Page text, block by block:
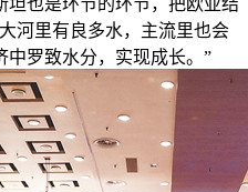
坦也是环节的环节，把欧亚结
河里有良多水，主流里也会
罗致水分，实现成长。”